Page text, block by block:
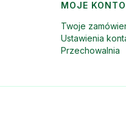
MOJE KONTO
Twoje
Ustawienia
Przechowalnia